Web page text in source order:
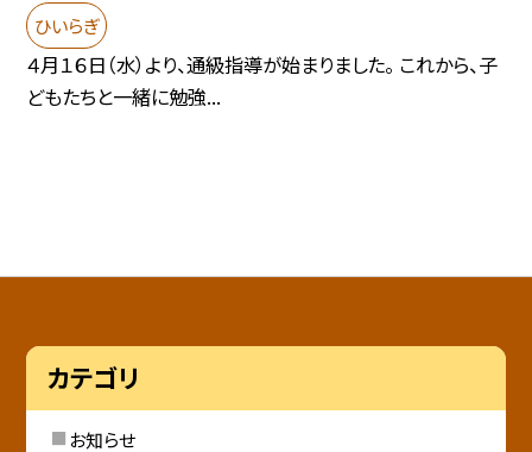
ひいらぎ
４月１６日（水）より、通級指導が始まりました。 これから、子
どもたちと一緒に勉強...
カテゴリ
お知らせ